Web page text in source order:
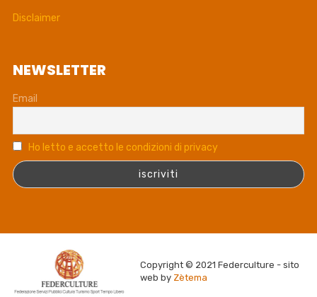
Disclaimer
NEWSLETTER
Email
Ho letto e accetto le condizioni di privacy
Copyright © 2021 Federculture - sito
web by Zètema